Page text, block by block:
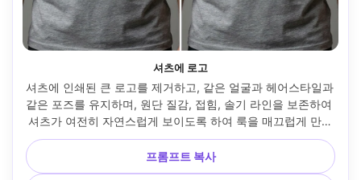
셔츠에 로고
셔츠에 인쇄된 큰 로고를 제거하고, 같은 얼굴과 헤어스타일과
같은 포즈를 유지하며, 원단 질감, 접힘, 솔기 라인을 보존하여
셔츠가 여전히 자연스럽게 보이도록 하여 룩을 매끄럽게 만들
었습니다 --ar 4:5
프롬프트 복사